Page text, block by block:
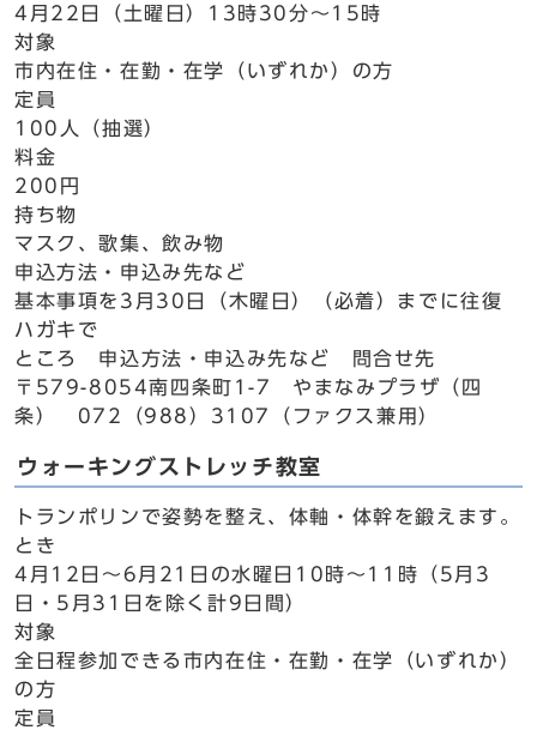
4月22日（土曜日）13時30分～15時
対象
市内在住・在勤・在学（いずれか）の方
定員
100人（抽選）
料金
200円
持ち物
マスク、歌集、飲み物
申込方法・申込み先など
基本事項を3月30日（木曜日）（必着）までに往復
ハガキで
ところ 申込方法・申込み先など 問合せ先
〒579-8054南四条町1-7 やまなみプラザ（四
条） 072（988）3107（ファクス兼用）
ウォーキングストレッチ教室
トランポリンで姿勢を整え、体軸・体幹を鍛えます。
とき
4月12日～6月21日の水曜日10時～11時（5月3
日・5月31日を除く計9日間）
対象
全日程参加できる市内在住・在勤・在学（いずれか）
の方
定員